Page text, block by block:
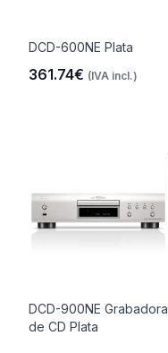
DCD-600NE Plata
361.74€ (IVA incl.)
DCD-900NE Grabadora
de CD Plata